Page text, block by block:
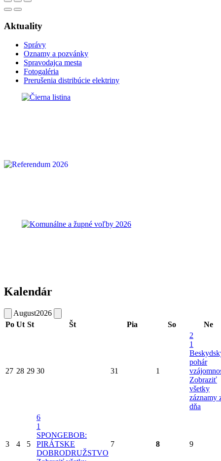
Aktuality
Správy
Oznamy a pozvánky
Spravodajca mesta
Fotogaléria
Prerušenia distribúcie elektriny
Kalendár
August2026
Po Ut St Št Pia So Ne
27 28 29 30 31 1
2
1
pohár
Zobraziť
všetky
záznamy
dňa
3 4 5
6
1
SPONGEBOB:
PIRÁTSKE
DOBRODRUŽSTVO
7 8 9